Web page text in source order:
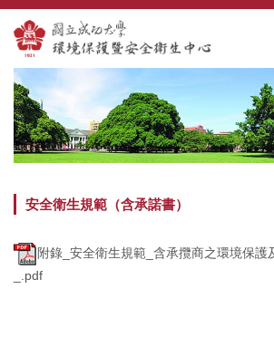
跳
到
主
要
內
容
區
安全衛生規範（含承諾書）
附錄_安全衛生規範_含承攬商之環境保護
_.pdf